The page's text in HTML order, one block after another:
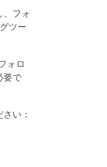
フォ
ツー
ォロ
要で
い：